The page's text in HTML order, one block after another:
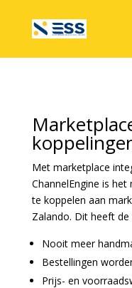
Met marketplace
ChannelEngine is
te koppelen aan
Zalando. Dit heeft
Nooit meer
Bestellingen
Prijs- en